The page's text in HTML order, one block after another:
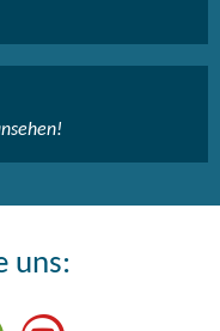
uns: